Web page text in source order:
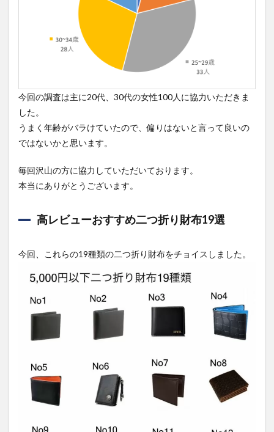
二つ折
り財布
6.2.5
(同率)
No10
Folieno
り財布
ブラウ
ン(支持
7
8
女子
から
の評
価が
低か
商品
由
9
まと
め
今回の調査は主に20代、30代の女性100人に協力いただきま
した。
うまく年齢がバラけていたので、偏りはないと言って良いの
ではないかと思います。
毎回沢山の方に協力していただいております。
本当にありがとうございます。
高レビューおすすめ二つ折り財布19選
今回、これらの19種類の二つ折り財布をチョイスしました。